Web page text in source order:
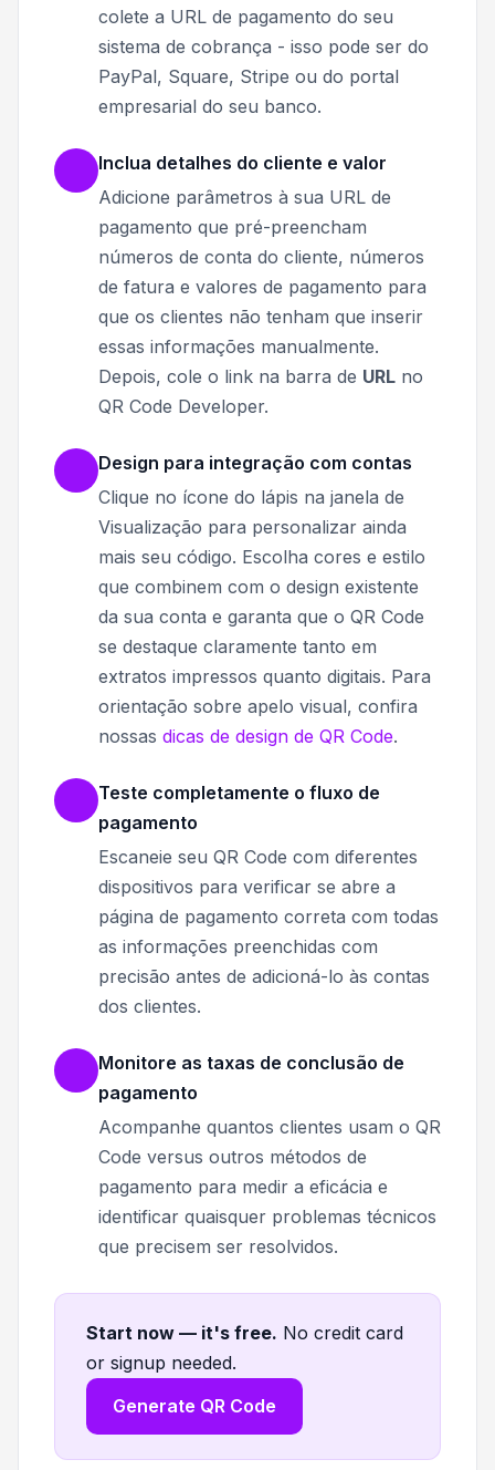
colete a URL de pagamento do seu
sistema de cobrança - isso pode ser do
PayPal, Square, Stripe ou do portal
empresarial do seu banco.
Inclua detalhes do cliente e valor
Adicione parâmetros à sua URL de
pagamento que pré-preencham
números de conta do cliente, números
de fatura e valores de pagamento para
que os clientes não tenham que inserir
essas informações manualmente.
Depois, cole o link na barra de URL no
QR Code Developer.
Design para integração com contas
Clique no ícone do lápis na janela de
Visualização para personalizar ainda
mais seu código. Escolha cores e estilo
que combinem com o design existente
da sua conta e garanta que o QR Code
se destaque claramente tanto em
extratos impressos quanto digitais. Para
orientação sobre apelo visual, confira
nossas dicas de design de QR Code.
Teste completamente o fluxo de
pagamento
Escaneie seu QR Code com diferentes
dispositivos para verificar se abre a
página de pagamento correta com todas
as informações preenchidas com
precisão antes de adicioná-lo às contas
dos clientes.
Monitore as taxas de conclusão de
pagamento
Acompanhe quantos clientes usam o QR
Code versus outros métodos de
pagamento para medir a eficácia e
identificar quaisquer problemas técnicos
que precisem ser resolvidos.
Start now — it's free. No credit card
or signup needed.
Generate QR Code